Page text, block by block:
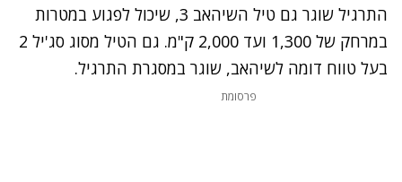
התרגיל שוגר גם טיל השיהאב 3, שיכול לפגוע במטרות
במרחק של 1,300 ועד 2,000 ק"מ. גם הטיל מסוג סג'יל 2
בעל טווח דומה לשיהאב, שוגר במסגרת התרגיל.
פרסומת